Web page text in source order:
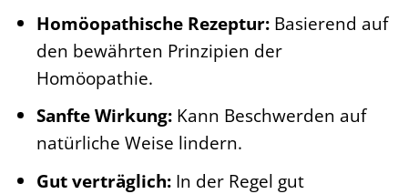
Homöopathische Rezeptur:Basierend auf
den bewährten Prinzipien der
Homöopathie.
Sanfte Wirkung:Kann Beschwerden auf
natürliche Weise lindern.
Gut verträglich:In der Regel gut